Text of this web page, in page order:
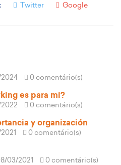
Twitter Google
0 comentário(s)
es para mi?
0 comentário(s)
y organización
0 comentário(s)
03/2021 0 comentário(s)